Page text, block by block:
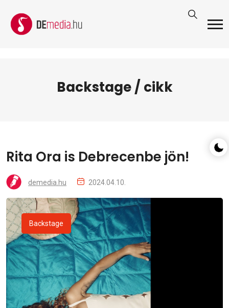
Backstage / cikk
Rita Ora is Debrecenbe jön!
demedia.hu 2024.04.10.
Backstage